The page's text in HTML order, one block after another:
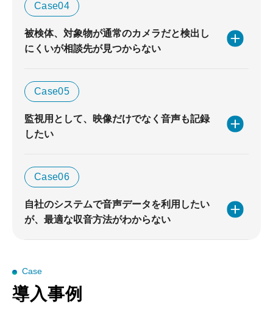
Case04
被検体、対象物が通常のカメラだと検出し
にくいが相談先が見つからない
Case05
監視用として、映像だけでなく音声も記録
したい
Case06
自社のシステムで音声データを利用したい
が、最適な収音方法がわからない
Case
導入事例